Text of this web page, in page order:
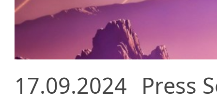
17.09.2024 Press